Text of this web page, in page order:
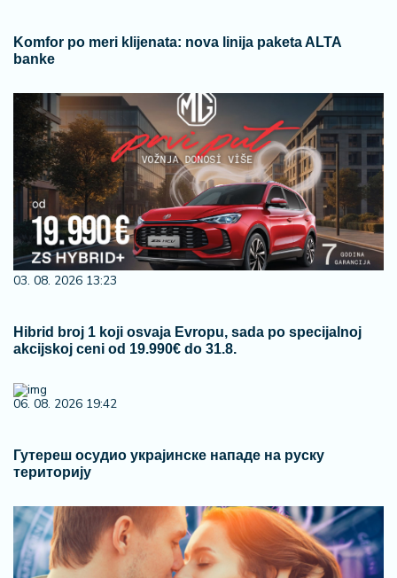
Komfor po meri klijenata: nova linija paketa ALTA
banke
03. 08. 2026 13:23
Hibrid broj 1 koji osvaja Evropu, sada po specijalnoj
akcijskoj ceni od 19.990€ do 31.8.
06. 08. 2026 19:42
Гутереш осудио украјинске нападе на руску
територију